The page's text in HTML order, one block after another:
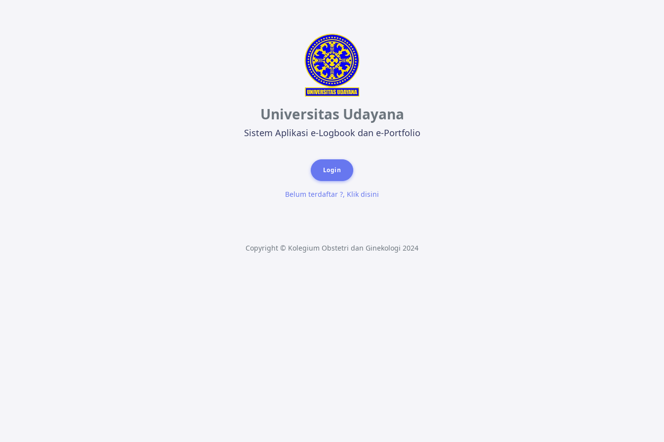
Universitas Udayana
Sistem Aplikasi e-Logbook dan e-Portfolio
Login
Belum terdaftar ?, Klik disini
Copyright © Kolegium Obstetri dan Ginekologi 2024